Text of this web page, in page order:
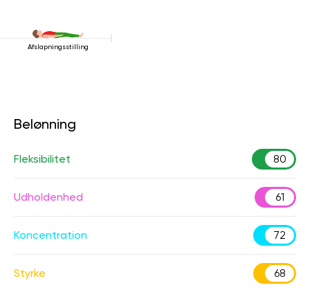
Afslapningsstilling
Belønning
Fleksibilitet 80
Udholdenhed 61
Koncentration 72
Styrke 68